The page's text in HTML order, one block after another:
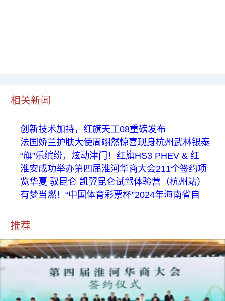
相关新闻
创新技术加持，红旗天工08重磅发布
法国娇兰护肤大使周翊然惊喜现身杭州武林银泰
“旗”乐缤纷，炫动津门！红旗HS3 PHEV & 红
淮安成功举办第四届淮河华商大会211个签约项
览华夏 驭昆仑 凯翼昆仑试驾体验营（杭州站）
有梦当燃！“中国体育彩票杯”2024年海南省自
推荐